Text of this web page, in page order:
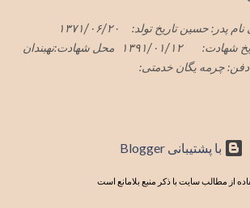
شهید عباس اسفندیاری نام پدر: حسین تاریخ تولد: ۱۳۷۱/۰۶/۲۰
محل تولد: چرمه تاریخ شهادت: ۱۳۹۱/۰۱/۱۲ محل شهادت:نهبندان
چرمه یگان خدمتی:
‏با پشتیبانی Blogger
از مطالب سایت با ذکر منبع بلامانع است